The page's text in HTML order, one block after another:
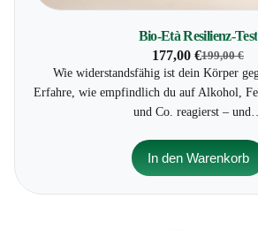
Bio-Età Resilienz-Test
199,00€
177,00 €
Wie widerstandsfähig ist dein Körper
Erfahre, wie empfindlich du auf Alkohol,
und Co. reagierst –
In den Warenkorb